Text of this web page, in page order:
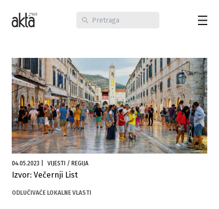
04.05.2023 VIJESTI / REGIJA
Izvor: Večernji List
ODLUČIVAĆE LOKALNE VLASTI